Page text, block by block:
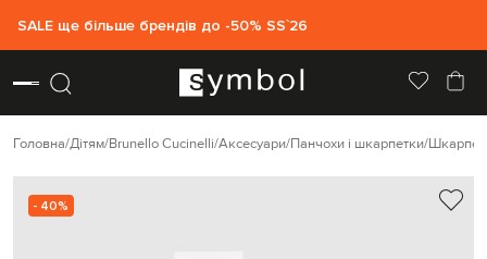
SALE ще більше брендів до -50% SS`26
Головна Дітям Brunello Cucinelli Аксесуари Панчохи і шкарпетки
- 40%